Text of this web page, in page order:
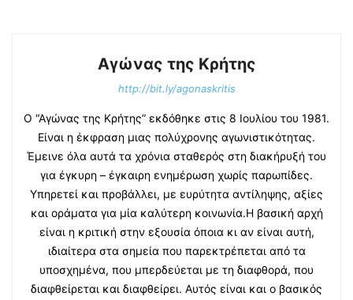
Αγώνας της Κρήτης
http://bit.ly/agonaskritis
Ο “Αγώνας της Κρήτης” εκδόθηκε στις 8 Ιουλίου του 1981.
Είναι η έκφραση μιας πολύχρονης αγωνιστικότητας.
Έμεινε όλα αυτά τα χρόνια σταθερός στη διακήρυξή του
για έγκυρη – έγκαιρη ενημέρωση χωρίς παρωπίδες.
Υπηρετεί και προβάλλει, με ευρύτητα αντίληψης, αξίες
και οράματα για μία καλύτερη κοινωνία.Η βασική αρχή
είναι η κριτική στην εξουσία όποια κι αν είναι αυτή,
ιδιαίτερα στα σημεία που παρεκτρέπεται από τα
υποσχημένα, που μπερδεύεται με τη διαφθορά, που
διαφθείρεται και διαφθείρει. Αυτός είναι και ο βασικός